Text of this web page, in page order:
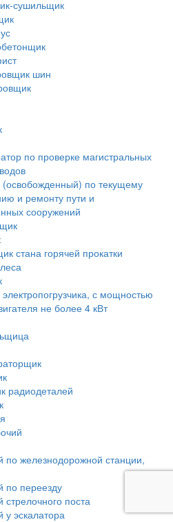
сушильщик
шин
по проверке магистральных
(освобожденный) по текущему
и ремонту пути и
сооружений
стана горячей прокатки
с мощностью
не более 4 кВт
радиодеталей
по железнодорожной станции,
по переезду
поста
эскалатора